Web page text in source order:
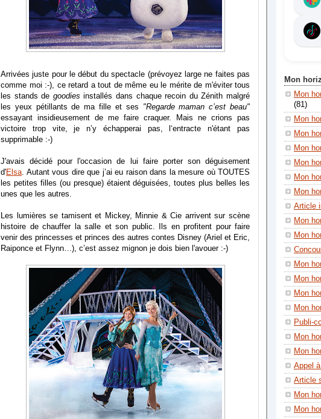
Arrivées juste pour le début du spectacle (prévoyez large ne faites pas
comme moi :-), ce retard a tout de même eu le mérite de m'éviter tous
les stands de goodies installés dans chaque recoin du Zénith malgré
les yeux pétillants de ma fille et ses
"Regarde maman c’est beau"
essayant insidieusement de me faire craquer. Mais ne crions pas
victoire trop vite, je n’y échapperai pas, l‘entracte n'étant pas
supprimable :-)
J'avais décidé pour l'occasion de lui faire porter son déguisement
d'Elsa. Autant vous dire que j’ai eu raison dans la mesure où TOUTES
les petites filles (ou presque) étaient déguisées, toutes plus belles les
unes que les autres.
Les lumières se tamisent et Mickey, Minnie & Cie arrivent sur scène
histoire de chauffer la salle et son public. Ils en profitent pour faire
venir des princesses et princes des autres contes Disney (Ariel et Eric,
Raiponce et Flynn…), c’est assez mignon je dois bien l'avouer :-)
Mon
Mon
(81)
Mon
Mon
Mon
Mon
Mon
Mon
Article
Mon
Mon
Mon
Mon
Mon
Mon
Publi-
Mon
Mon
Appel
Article
Mon
Mon